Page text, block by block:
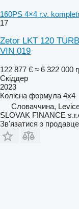
160PS 4×4 r.v.
17
Zetor LKT 120
VIN 019
122 877 € ≈ 6 322 000
Скіддер
2023
Колісна формула 4x4
Словаччина,
SLOVAK FINANCE
Зв'язатися з